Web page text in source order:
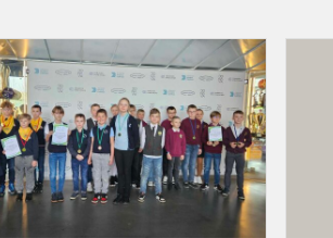
Pradinukų
šaškių
varžybos